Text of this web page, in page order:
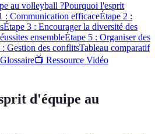
au volleyball ?Pourquoi l'esprit
: Communication efficaceÉtape 2 :
Étape 3 : Encourager la diversité des
ensembleÉtape 5 : Organiser des
: Gestion des conflitsTableau comparatif
Glossaire📺 Ressource Vidéo
d'équipe au